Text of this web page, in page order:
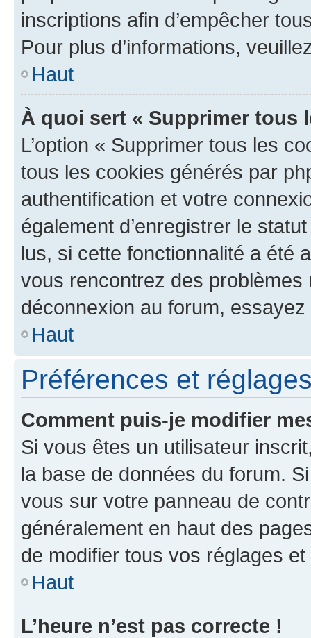
inscriptions afin d’empêcher
Pour plus d’informations,
Haut
À quoi sert « Supprimer tous
L’option « Supprimer tous les
tous les cookies générés par
authentification et votre
également d’enregistrer le
lus, si cette fonctionnalité a été
vous rencontrez des
déconnexion au forum,
Haut
Préférences et
Comment puis-je modifier
Si vous êtes un utilisateur
la base de données du forum.
vous sur votre panneau de
généralement en haut des
de modifier tous vos réglages
Haut
L’heure n’est pas correcte !